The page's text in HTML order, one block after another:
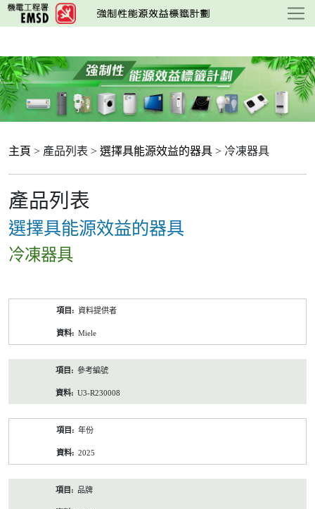
跳
至
要
內
容
主頁 > 產品列表 > 選擇具能源效益的器具 > 冷凍器具
產品列表
選擇具能源效益的器具
冷凍器具
資料提供者
Miele
參考編號
U3-R230008
年份
2025
品牌